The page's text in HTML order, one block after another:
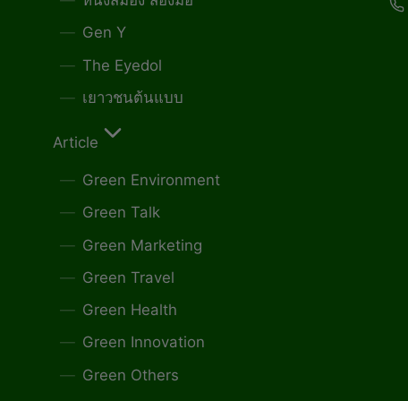
Gen Y
The Eyedol
เยาวชนต้นแบบ
Article
Green Environment
Green Talk
Green Marketing
Green Travel
Green Health
Green Innovation
Green Others